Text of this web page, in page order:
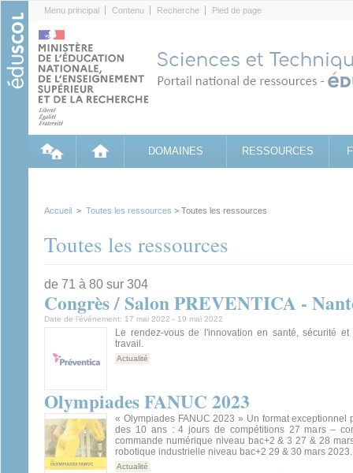
Menu principal Contenu Recherche Pied de page
DOMAINES RESSOURCES
Accueil > Toutes les ressources > Toutes les ressources
Toutes les ressources
de 71 à 80 sur 304
Congrès / Salon PREVENTICA -
Date de l’événement: 17 mai 2022 - 19 mai 2022
Le rendez-vous de l'innovation en santé, sécurité
travail.
Actualité
Olympiades FANUC 2023
« Olympiades FANUC 2023 » Un format exceptionnel
des 10 ans : 4 jours de compétitions 27 mars –
commande numérique niveau bac+2 & 3 27 & 28
robotique industrielle niveau bac+2 29 & 30 mars
Actualité